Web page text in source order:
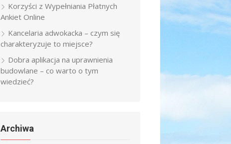
Korzyści z Wypełniania Płatnych
Ankiet Online
Kancelaria adwokacka – czym się
charakteryzuje to miejsce?
Dobra aplikacja na uprawnienia
budowlane – co warto o tym
wiedzieć?
Archiwa